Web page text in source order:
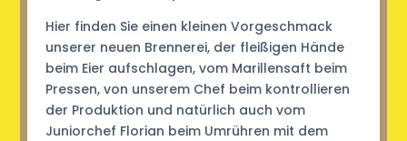
Hier finden Sie einen kleinen Vorgeschmack
unserer neuen Brennerei, der fleißigen Hände
beim Eier aufschlagen, vom Marillensaft beim
Pressen, von unserem Chef beim kontrollieren
der Produktion und natürlich auch vom
Juniorchef Florian beim Umrühren mit dem